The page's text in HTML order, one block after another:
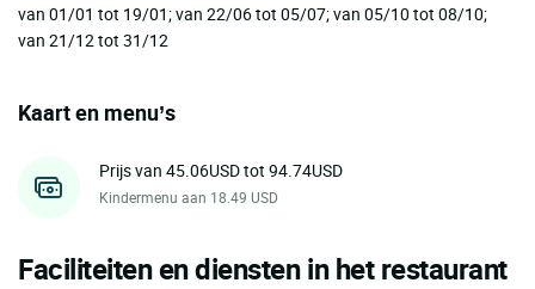
van 01/01 tot 19/01; van 22/06 tot 05/07; van 05/10 tot 08/10;
van 21/12 tot 31/12
Kaart en menu’s
Prijs van 45.06USD tot 94.74USD
Kindermenu aan 18.49 USD
Faciliteiten en diensten in het restaurant